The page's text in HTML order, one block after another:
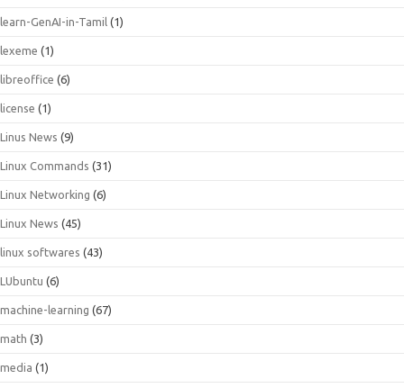
learn-GenAI-in-Tamil (1)
lexeme (1)
libreoffice (6)
license (1)
Linus News (9)
Linux Commands (31)
Linux Networking (6)
Linux News (45)
linux softwares (43)
LUbuntu (6)
machine-learning (67)
math (3)
media (1)